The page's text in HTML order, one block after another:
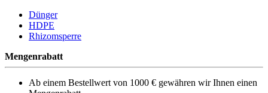
Dünger
HDPE
Rhizomsperre
Mengenrabatt
Ab einem Bestellwert von 1000 € gewähren wir Ihnen einen